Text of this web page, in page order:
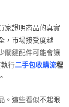
家證明商品的真實
，市場接受度越
關鍵配件可能會讓
行二手包收購流程
。這些看似不起眼